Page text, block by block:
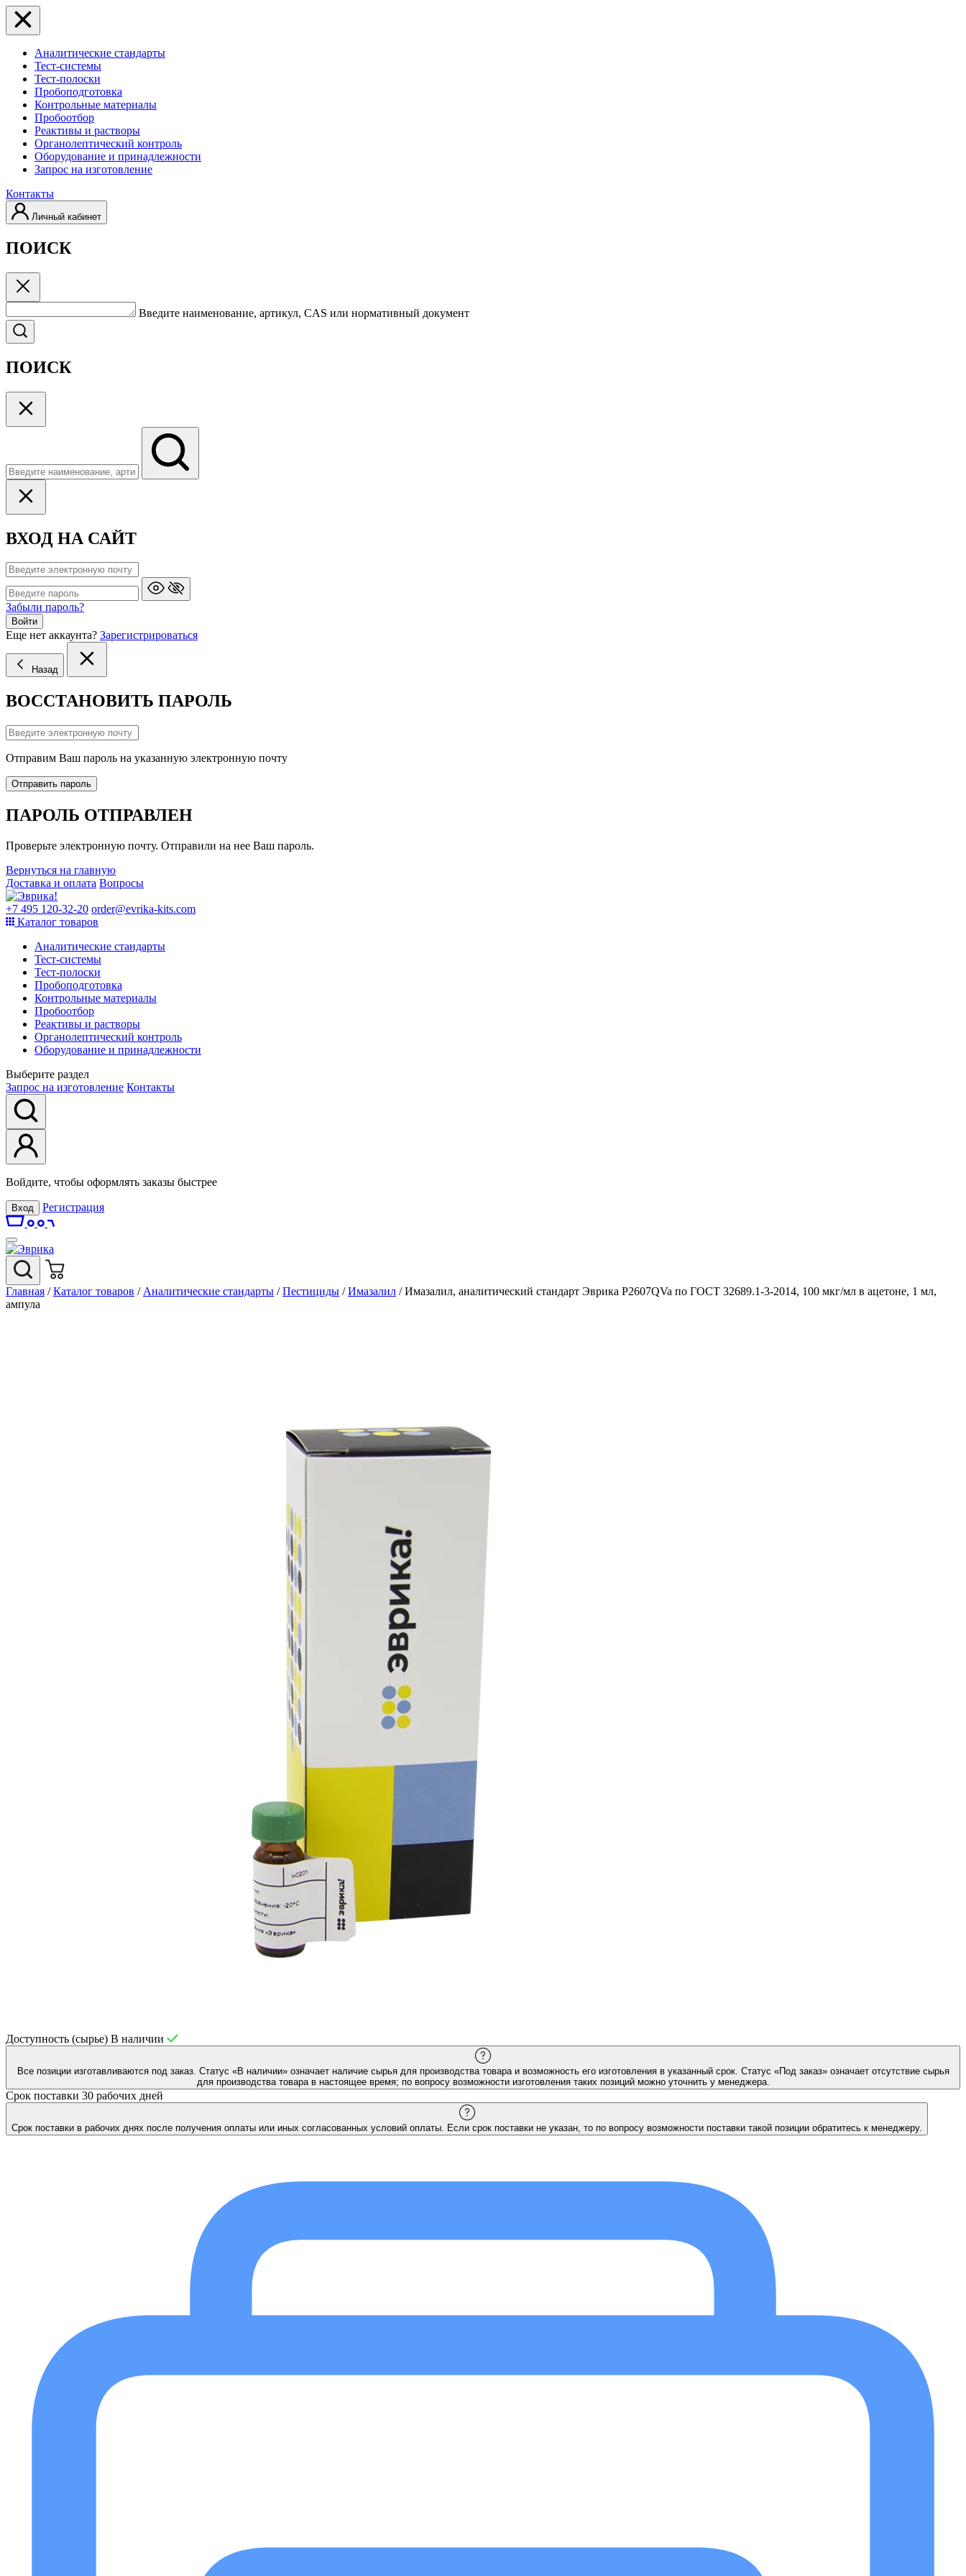
Аналитические стандарты
Тест-системы
Тест-полоски
Пробоподготовка
Контрольные материалы
Пробоотбор
Реактивы и растворы
Органолептический контроль
Оборудование и принадлежности
Запрос на изготовление
Контакты
Личный кабинет
ПОИСК
Введите наименование, артикул, CAS или нормативный документ
ПОИСК
ВХОД НА САЙТ
Забыли пароль?
Войти
Еще нет аккаунта? Зарегистрироваться
Назад
ВОССТАНОВИТЬ ПАРОЛЬ
Отправим Ваш пароль на указанную электронную почту
Отправить пароль
ПАРОЛЬ ОТПРАВЛЕН
Проверьте электронную почту. Отправили на нее Ваш пароль.
Вернуться на главную
Доставка и оплата Вопросы
+7 495 120-32-20 order@evrika-kits.com
Каталог товаров
Аналитические стандарты
Тест-системы
Тест-полоски
Пробоподготовка
Контрольные материалы
Пробоотбор
Реактивы и растворы
Органолептический контроль
Оборудование и принадлежности
Выберите раздел
Запрос на изготовление Контакты
Войдите, чтобы оформлять заказы быстрее
Вход Регистрация
Главная / Каталог товаров / Аналитические стандарты / Пестициды / Имазалил / Имазалил, аналитический стандарт Эврика P2607QVa по ГОСТ 32689.1-3-2014, 100 мкг/мл в ацетоне, 1 мл,
ампула
Доступность (сырье) В наличии
Все позиции изготавливаются под заказ. Статус «В наличии» означает наличие сырья для производства товара и возможность его изготовления в указанный срок. Статус «Под заказ» означает отсутствие сырья
для производства товара в настоящее время; по вопросу возможности изготовления таких позиций можно уточнить у менеджера.
Срок поставки 30 рабочих дней
Срок поставки в рабочих днях после получения оплаты или иных согласованных условий оплаты. Если срок поставки не указан, то по вопросу возможности поставки такой позиции обратитесь к менеджеру.